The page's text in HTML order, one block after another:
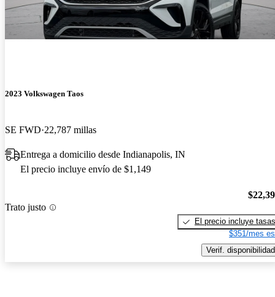
2023 Volkswagen Taos
SE FWD 22,787 millas
Entrega a domicilio desde Indianapolis, IN
El precio incluye envío de $1,149
Trato justo
El precio incluye tasas
$351/mes
Verif. disponibilidad